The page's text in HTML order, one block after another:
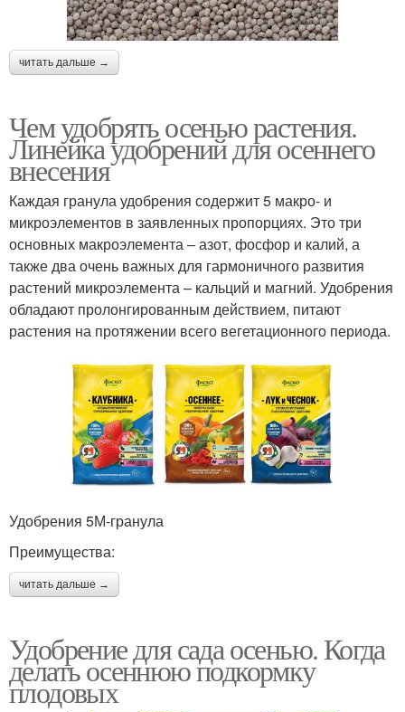
читать дальше →
Чем удобрять осенью растения.
Линейка удобрений для осеннего
внесения
Каждая гранула удобрения содержит 5 макро- и
микроэлементов в заявленных пропорциях. Это три
основных макроэлемента – азот, фосфор и калий, а
также два очень важных для гармоничного развития
растений микроэлемента – кальций и магний. Удобрения
обладают пролонгированным действием, питают
растения на протяжении всего вегетационного периода.
Удобрения 5М-гранула
Преимущества:
читать дальше →
Удобрение для сада осенью. Когда
делать осеннюю подкормку
плодовых